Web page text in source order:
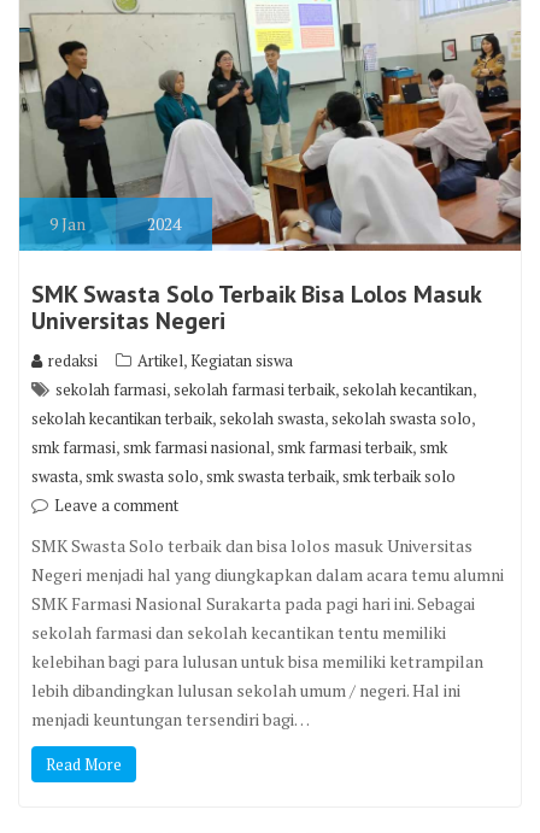
9Jan 2024
SMK Swasta Solo Terbaik Bisa Lolos Masuk
Universitas Negeri
redaksi Artikel,Kegiatan siswa
sekolah farmasi,sekolah farmasi terbaik,sekolah kecantikan,
sekolah kecantikan terbaik,sekolah swasta,sekolah swasta solo,
smk farmasi,smk farmasi nasional,smk farmasi terbaik,smk
swasta,smk swasta solo,smk swasta terbaik,smk terbaik solo
Leave a comment
SMK Swasta Solo terbaik dan bisa lolos masuk Universitas
Negeri menjadi hal yang diungkapkan dalam acara temu alumni
SMK Farmasi Nasional Surakarta pada pagi hari ini. Sebagai
sekolah farmasi dan sekolah kecantikan tentu memiliki
kelebihan bagi para lulusan untuk bisa memiliki ketrampilan
lebih dibandingkan lulusan sekolah umum / negeri. Hal ini
menjadi keuntungan tersendiri bagi…
Read More